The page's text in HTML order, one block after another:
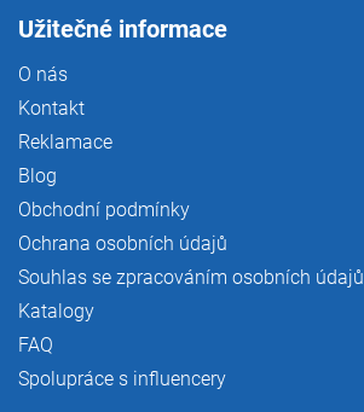
Užitečné informace
O nás
Kontakt
Reklamace
Blog
Obchodní podmínky
Ochrana osobních údajů
Souhlas se zpracováním osobních údajů
Katalogy
FAQ
Spolupráce s influencery